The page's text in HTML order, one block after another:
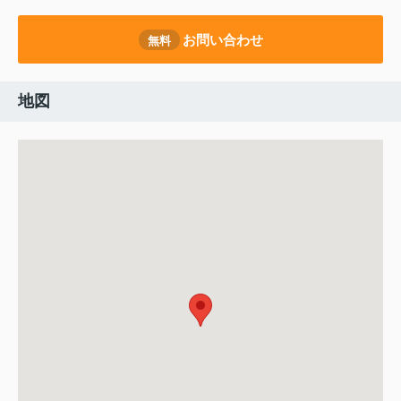
無料 お問い合わせ
地図